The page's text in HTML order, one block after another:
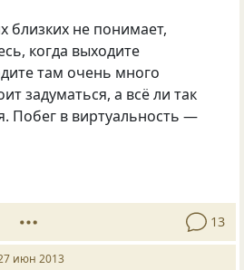
близких не понимает,
когда выходите
там очень много
задуматься, а всё ли так
Побег в виртуальность —
13
июн 2013